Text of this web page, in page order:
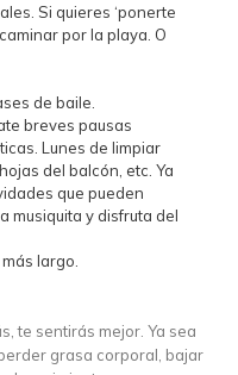
Si quieres ‘ponerte
por la playa. O
de baile.
breves pausas
Lunes de limpiar
del balcón, etc. Ya
que pueden
musiquita y disfruta del
largo.
te sentirás mejor. Ya sea
grasa corporal, bajar